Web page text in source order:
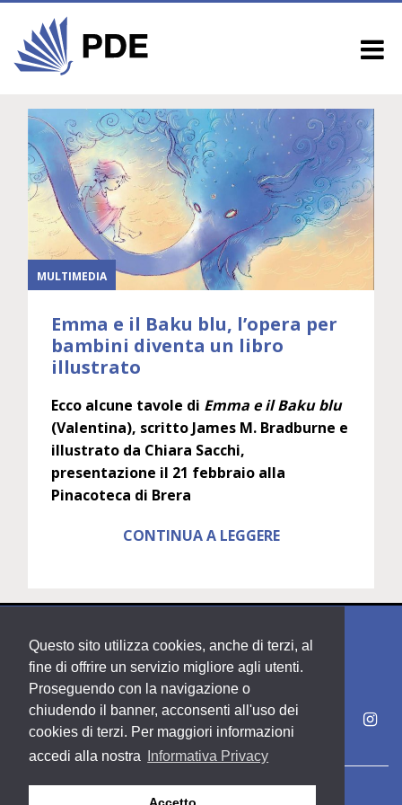
Questo sito utilizza cookies, anche di terzi, al
fine di offrire un servizio migliore agli utenti.
Proseguendo con la navigazione o
chiudendo il banner, acconsenti all'uso dei
cookies di terzi. Per maggiori informazioni
accedi alla nostra
Informativa Privacy
MULTIMEDIA
Emma e il Baku blu, l’opera per
bambini diventa un libro
illustrato
Ecco alcune tavole di Emma e il Baku blu
(Valentina), scritto James M. Bradburne e
illustrato da Chiara Sacchi,
presentazione il 21 febbraio alla
Pinacoteca di Brera
CONTINUA A LEGGERE
Copyright PDE srl società del Gruppo Feltrinelli S. p. A.